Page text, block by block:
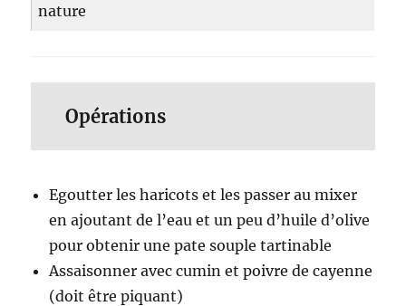
nature
Opérations
Egoutter les haricots et les passer au mixer
en ajoutant de l’eau et un peu d’huile d’olive
pour obtenir une pate souple tartinable
Assaisonner avec cumin et poivre de cayenne
(doit être piquant)